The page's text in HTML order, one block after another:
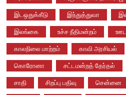
இடஒதுக்கீடு இந்துத்துவா
இலங்கை உச்ச நீதிமன்றம்
காலநிலை மாற்றம் காவி அரசியல்
கொரோனா சட்டமன்றத் தேர்தல்
சாதி சிறப்பு பதிவு சென்னை